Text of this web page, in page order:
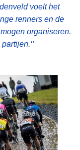
voelt het
renners en de
organiseren.